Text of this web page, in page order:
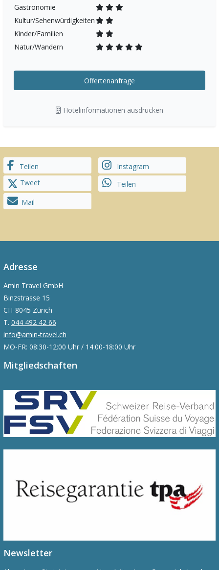
Gastronomie
Kultur/Sehenwürdigkeiten
Kinder/Familien
Natur/Wandern
Offertenanfrage
Hotelinformationen ausdrucken
Teilen
Instagram
Tweet
Teilen
Mail
Adresse
Amin Travel GmbH
Binzstrasse 15
CH-8045 Zürich
T. 044 492 42 66
info@amin-travel.ch
MO-FR: 08:30-12:00 Uhr / 14:00-18:00 Uhr
Mitgliedschaften
Newsletter